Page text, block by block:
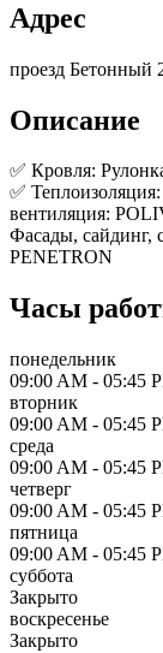
Адрес
проезд Бетонный
Описание
✅ Кровля:
✅
вентиляция:
Фасады, сайдинг,
PENETRON
Часы
понедельник
09:00 AM - 05:45
вторник
09:00 AM - 05:45
среда
09:00 AM - 05:45
четверг
09:00 AM - 05:45
пятница
09:00 AM - 05:45
суббота
Закрыто
воскресенье
Закрыто